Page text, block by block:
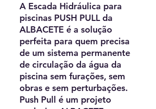
A Escada Hidráulica para
piscinas PUSH PULL da
ALBACETE é a solução
perfeita para quem precisa
de um sistema permanente
de circulação da água da
piscina sem furações, sem
obras e sem perturbações.
Push Pull é um projeto